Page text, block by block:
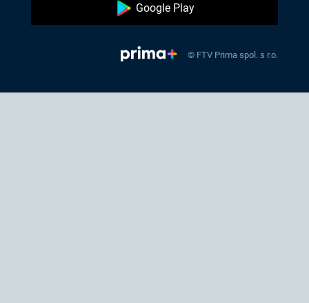
Google Play
© FTV Prima spol. s r.o.